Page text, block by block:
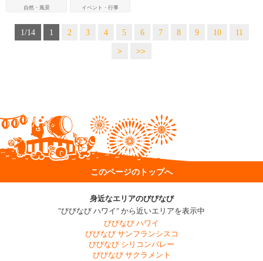
自然・風景 イベント・行事
1/14 1 2 3 4 5 6 7 8 9 10
11
>
>>
このページのトップへ
身近なエリアのびびなび
"びびなび ハワイ" から近いエリアを表示中
びびなび ハワイ
びびなび サンフランシスコ
びびなび シリコンバレー
びびなび サクラメント